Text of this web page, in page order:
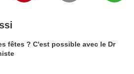
fêtes ? C'est possible avec le Dr